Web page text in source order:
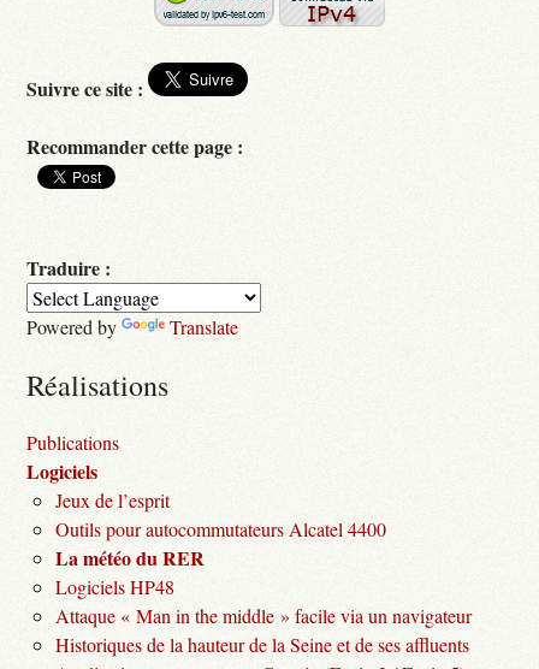
Suivre ce site :
Recommander cette page :
Traduire :
Powered by Translate
Réalisations
Publications
Logiciels
Jeux de l’esprit
Outils pour autocommutateurs Alcatel 4400
La météo du RER
Logiciels HP48
Attaque « Man in the middle » facile via un navigateur
Historiques de la hauteur de la Seine et de ses affluents